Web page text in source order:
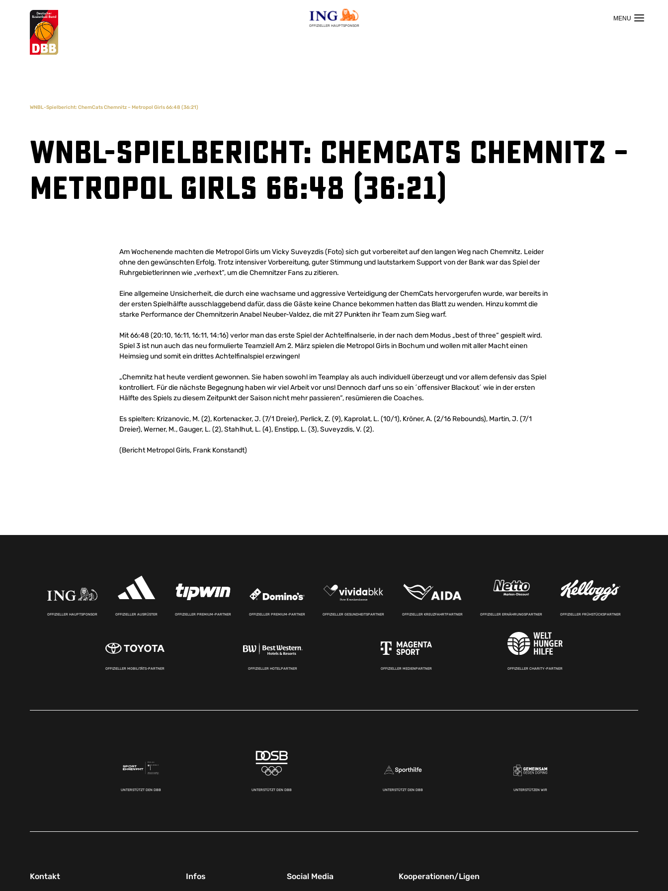
OFFIZIELLER HAUPTSPONSOR
Suchvorschläge
WNBL-Spielbericht: ChemCats Chemnitz – Metropol Girls 66:48 (36:21)
WNBL-Spielbericht: ChemCats Chemnitz –
Metropol Girls 66:48 (36:21)
Am Wochenende machten die Metropol Girls um Vicky Suveyzdis (Foto) sich gut vorbereitet auf den langen Weg nach Chemnitz. Leider
ohne den gewünschten Erfolg. Trotz intensiver Vorbereitung, guter Stimmung und lautstarkem Support von der Bank war das Spiel der
Ruhrgebietlerinnen wie „verhext“, um die Chemnitzer Fans zu zitieren.
Eine allgemeine Unsicherheit, die durch eine wachsame und aggressive Verteidigung der ChemCats hervorgerufen wurde, war bereits in
der ersten Spielhälfte ausschlaggebend dafür, dass die Gäste keine Chance bekommen hatten das Blatt zu wenden. Hinzu kommt die
starke Performance der Chemnitzerin Anabel Neuber-Valdez, die mit 27 Punkten ihr Team zum Sieg warf.
Mit 66:48 (20:10, 16:11, 16:11, 14:16) verlor man das erste Spiel der Achtelfinalserie, in der nach dem Modus „best of three“ gespielt wird.
Spiel 3 ist nun auch das neu formulierte Teamziel! Am 2. März spielen die Metropol Girls in Bochum und wollen mit aller Macht einen
Heimsieg und somit ein drittes Achtelfinalspiel erzwingen!
„Chemnitz hat heute verdient gewonnen. Sie haben sowohl im Teamplay als auch individuell überzeugt und vor allem defensiv das Spiel
kontrolliert. Für die nächste Begegnung haben wir viel Arbeit vor uns! Dennoch darf uns so ein ´offensiver Blackout´ wie in der ersten
Hälfte des Spiels zu diesem Zeitpunkt der Saison nicht mehr passieren“, resümieren die Coaches.
Es spielten: Krizanovic, M. (2), Kortenacker, J. (7/1 Dreier), Perlick, Z. (9), Kaprolat, L. (10/1), Kröner, A. (2/16 Rebounds), Martin, J. (7/1
Dreier), Werner, M., Gauger, L. (2), Stahlhut, L. (4), Enstipp, L. (3), Suveyzdis, V. (2).
(Bericht Metropol Girls, Frank Konstandt)
OFFIZIELLER HAUPTSPONSOR OFFIZIELLER AUSRÜSTER OFFIZIELLER PREMIUM-PARTNER OFFIZIELLER PREMIUM-PARTNER OFFIZIELLER GESUNDHEITSPARTNER OFFIZIELLER KREUZFAHRTPARTNER OFFIZIELLER ERNÄHRUNGSPARTNER OFFIZIELLER FRÜHSTÜCKSPARTNER
OFFIZIELLER MOBILITÄTS-PARTNER OFFIZIELLER HOTELPARTNER OFFIZIELLER MEDIENPARTNER OFFIZIELLER CHARITY-PARTNER
UNTERSTÜTZT DEN DBB UNTERSTÜTZT DEN DBB UNTERSTÜTZT DEN DBB UNTERSTÜTZEN WIR
Kontakt Infos Social Media Kooperationen/Ligen